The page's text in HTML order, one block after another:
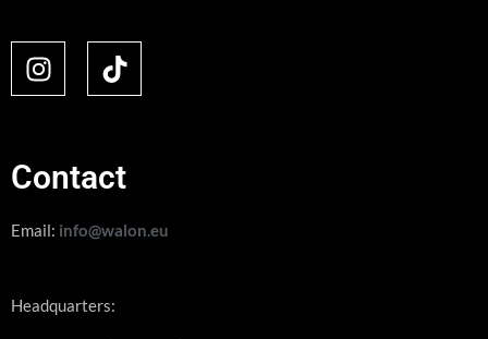
Contact
Email: info@walon.eu
Headquarters: